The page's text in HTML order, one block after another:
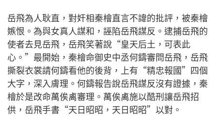
岳飛為人耿直，對奸相秦檜直言不諱的批評，被秦檜
嫉恨。為與女真人謀和，誣陷岳飛謀反。逮捕岳飛的
使者去見岳飛，岳飛笑著說“皇天后土，可表此
心。”最開始，秦檜命御史中丞何鑄審問岳飛，岳飛
撕裂衣裳請何鑄看他的後背，上有“精忠報國”四個
大字，深入膚理。何鑄報告說岳飛謀反沒有證據，秦
檜於是改命萬俟禼審理。萬俟禼施以酷刑讓岳飛招
供，岳飛手書“天日昭昭，天日昭昭”以對。